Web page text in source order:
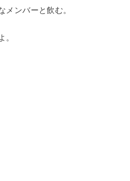
メンバーと飲む。
。